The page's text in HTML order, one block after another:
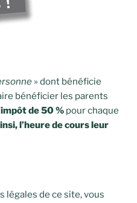
» dont bénéficie
bénéficier les parents
de 50 % pour chaque
l’heure de cours leur
légales de ce site, vous